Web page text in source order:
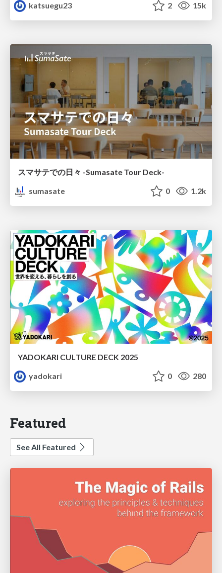
katsuegu23
2 15k
スマサテでの日々 -Sumasate Tour Deck-
sumasate
0 1.2k
YADOKARI CULTURE DECK 2025
yadokari
0 280
Featured
See All Featured